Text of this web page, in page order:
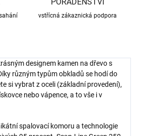
PORADENSTVÍ
vstřícná zákaznická podpora
designem kamen na dřevo s
různým typům obkladů se hodí do
si vybrat z oceli (základní provedení),
nebo vápence, a to vše i v
spalovací komoru a technologie